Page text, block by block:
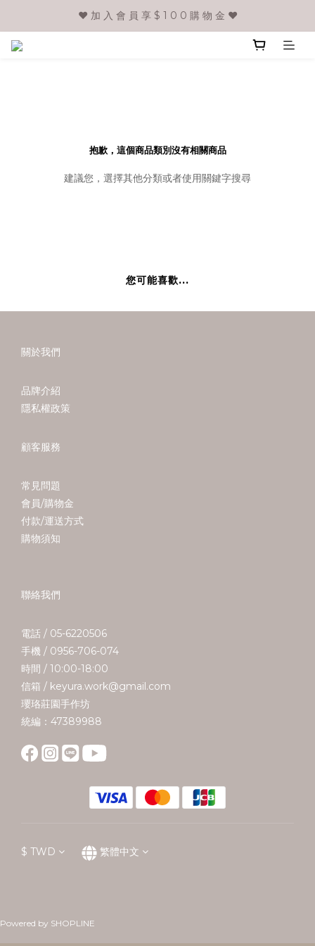
❤️ 加 入 會 員 享 $ 1 0 0 購 物 金 ❤️
抱歉，這個商品類別沒有相關商品
建議您，選擇其他分類或者使用關鍵字搜尋
您可能喜歡...
關於我們
品牌介紹
隱私權政策
顧客服務
常見問題
會員/購物金
付款/運送方式
購物須知
聯絡我們
電話 / 05-6220506
手機 / 0956-706-074
時間 / 10:00-18:00
信箱 / keyura.work@gmail.com
瓔珞莊園手作坊
統編：47389988
$ TWD 繁體中文
Powered by SHOPLINE